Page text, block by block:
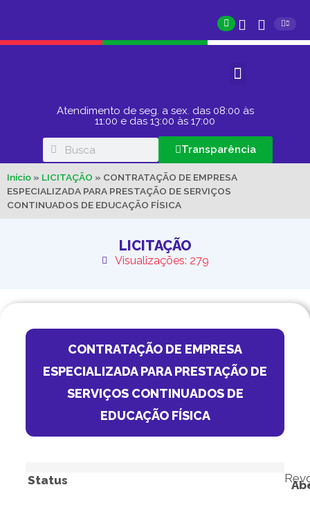
Atendimento de seg. a sex. das 08:00 às
11:00 e das 13:00 às 17:00
Transparência
Início » LICITAÇÃO » CONTRATAÇÃO DE EMPRESA
ESPECIALIZADA PARA PRESTAÇÃO DE SERVIÇOS
CONTINUADOS DE EDUCAÇÃO FÍSICA
LICITAÇÃO
Visualizações: 279
CONTRATAÇÃO DE EMPRESA
ESPECIALIZADA PARA PRESTAÇÃO DE
SERVIÇOS CONTINUADOS DE
EDUCAÇÃO FÍSICA
Status